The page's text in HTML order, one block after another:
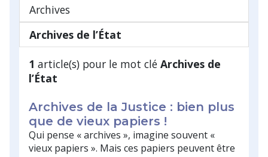
Archives
Archives de l’État
1 article(s) pour le mot clé Archives de
l’État
Archives de la Justice : bien plus
que de vieux papiers !
Qui pense « archives », imagine souvent «
vieux papiers ». Mais ces papiers peuvent être